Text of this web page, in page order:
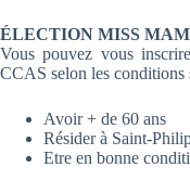
ÉLECTION MISS
Vous pouvez vous
CCAS selon les conditions
Avoir + de 60 ans
Résider à Saint-
Etre en bonne